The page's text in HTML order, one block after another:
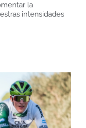
la
intensidades